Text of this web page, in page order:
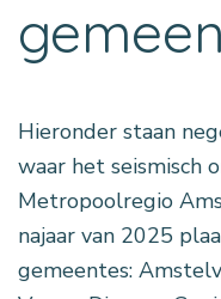
Hieronder staan
waar het seismisch
Metropoolregio
najaar van 2025
gemeentes: